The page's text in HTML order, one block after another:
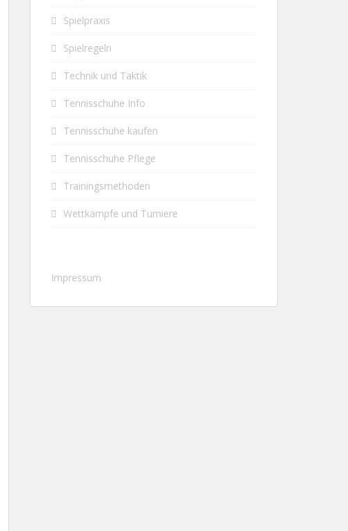
Spielpraxis
Spielregeln
Technik und Taktik
Tennisschuhe Info
Tennisschuhe kaufen
Tennisschuhe Pflege
Trainingsmethoden
Wettkämpfe und Turniere
Impressum